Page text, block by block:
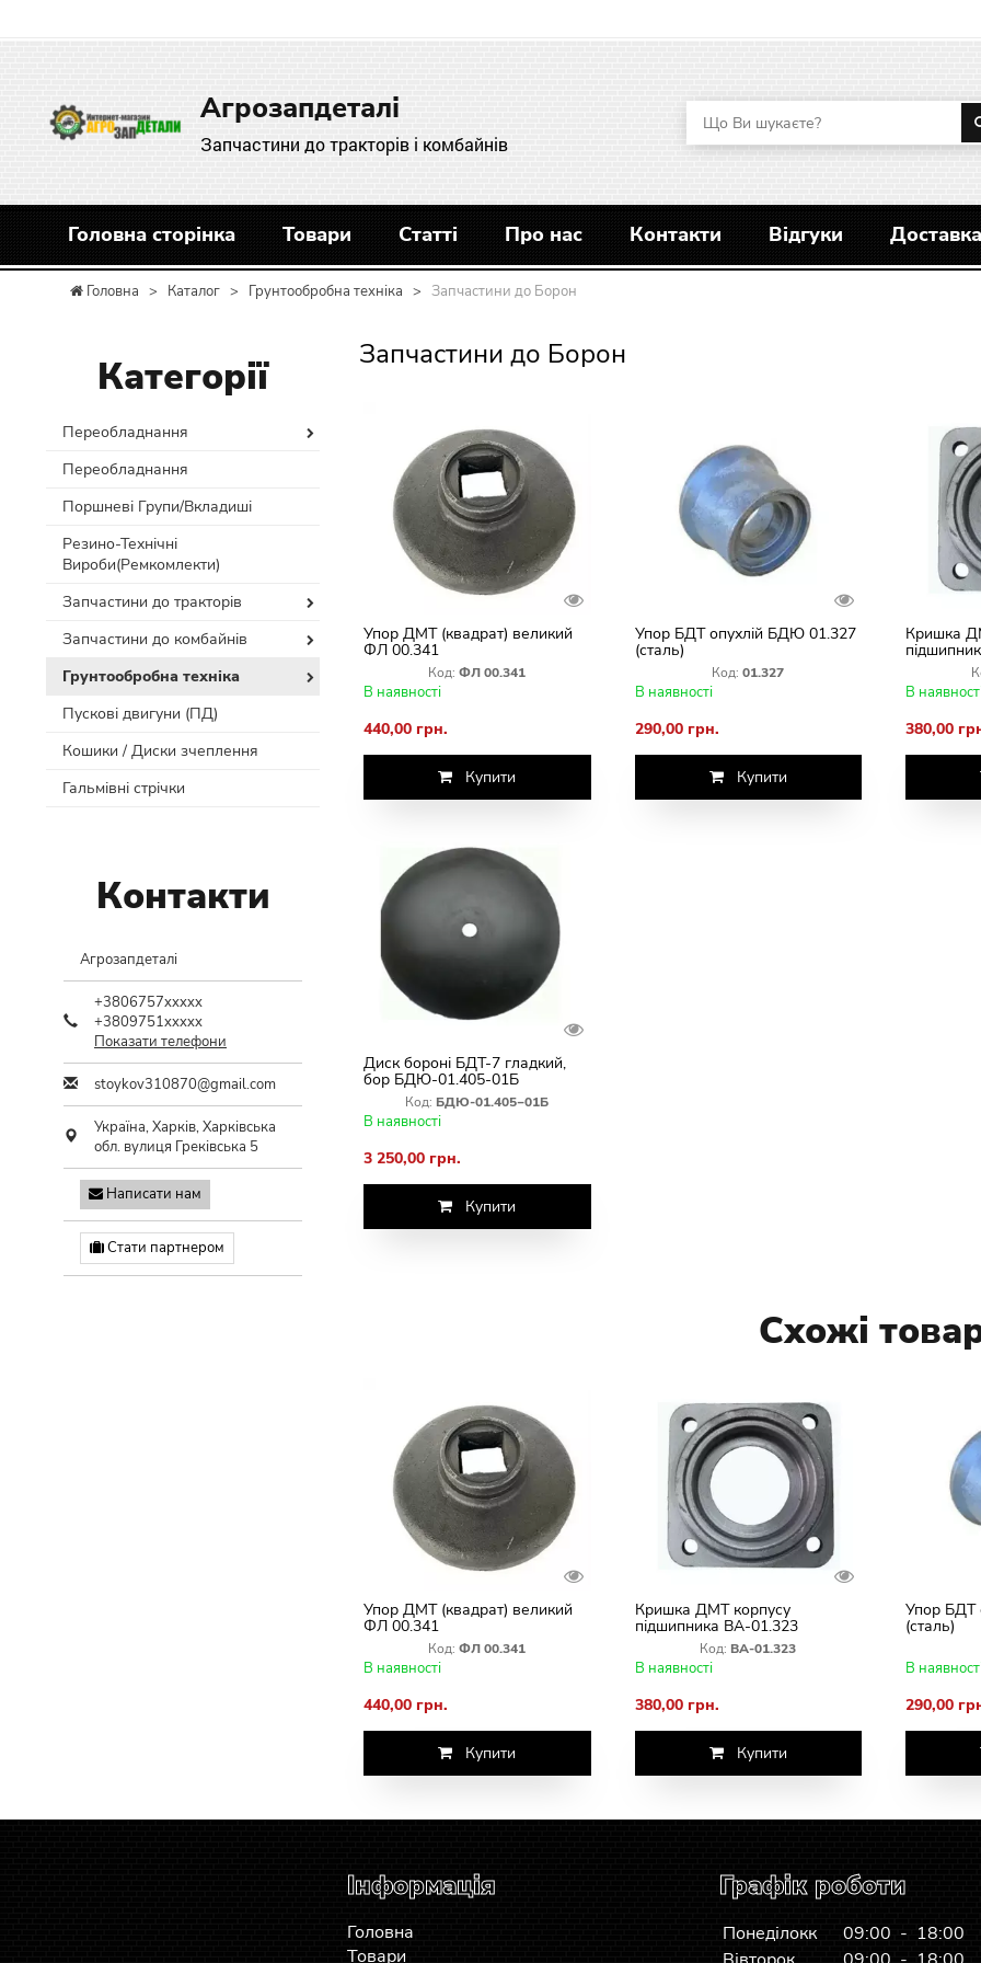
Агрозапдеталі
Запчастини до тракторів і комбайнів
Головна сторінка Товари Статті Про нас Контакти Відгуки
Головна > Каталог > Грунтообробна техніка > Запчастини до Борон
Запчастини до Борон
Упор ДМТ (квадрат) великий
ФЛ 00.341
Код: ФЛ 00.341
В наявності
440,00 грн.
Купити
Упор БДТ опухлій БДЮ 01.327
(сталь)
Код: 01.327
В наявності
290,00 грн.
Купити
Кришка
В
380,00
Диск бороні БДТ-7 гладкий,
бор БДЮ-01.405-01Б
Код: БДЮ-01.405‒01Б
В наявності
3 250,00 грн.
Купити
Схожі
Упор ДМТ (квадрат) великий
ФЛ 00.341
Код: ФЛ 00.341
В наявності
440,00 грн.
Купити
Кришка ДМТ корпусу
підшипника ВА-01.323
Код: ВА-01.323
В наявності
380,00 грн.
Купити
Упор БДТ
(сталь)
В
290,00
Категорії
Переобладнання
Переобладнання
Поршневі Групи/Вкладиші
Резино-Технічні
Вироби(Ремкомлекти)
Запчастини до тракторів
Запчастини до комбайнів
Грунтообробна техніка
Пускові двигуни (ПД)
Кошики / Диски зчеплення
Гальмівні стрічки
Контакти
Агрозапдеталі
+3806757xxxxx
+3809751xxxxx
Показати телефони
stoykov310870@gmail.com
Україна,Харків,Харківська
обл. вулиця Греківська 5
Написати нам
Стати партнером
Інформація
Головна
Товари
Графік роботи
Понеділокк
09:00 - 18:00